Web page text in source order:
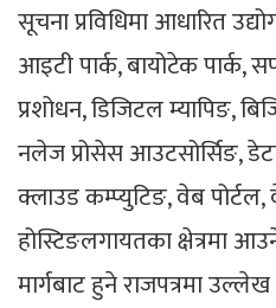
सूचना प्रविधिमा आधारित
आइटी पार्क, बायोटेक पार्क,
प्रशोधन, डिजिटल म्यापिङ,
नलेज प्रोसेस आउटसोर्सिङ,
क्लाउड कम्प्युटिङ, वेब
होस्टिङलगायतका क्षेत्रमा
मार्गबाट हुने राजपत्रमा